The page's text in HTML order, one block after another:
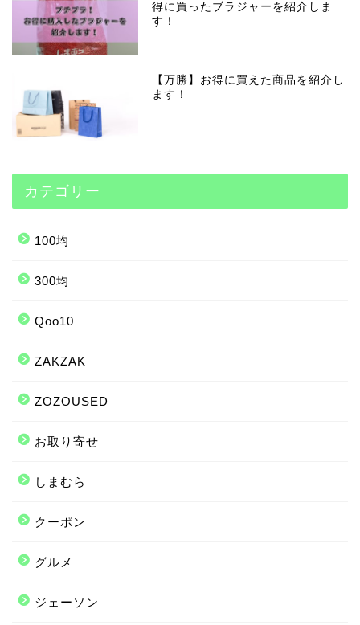
得に買ったブラジャーを紹介しま
す！
【万勝】お得に買えた商品を紹介し
ます！
カテゴリー
100均
300均
Qoo10
ZAKZAK
ZOZOUSED
お取り寄せ
しまむら
クーポン
グルメ
ジェーソン